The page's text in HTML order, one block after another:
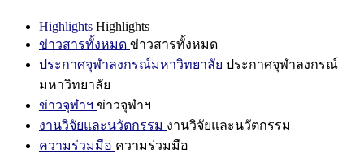
Highlights Highlights
ข่าวสารทั้งหมด ข่าวสารทั้งหมด
ประกาศจุฬาลงกรณ์มหาวิทยาลัย ประกาศจุฬาลงกรณ์
มหาวิทยาลัย
ข่าวจุฬาฯ ข่าวจุฬาฯ
งานวิจัยและนวัตกรรม งานวิจัยและนวัตกรรม
ความร่วมมือ ความร่วมมือ